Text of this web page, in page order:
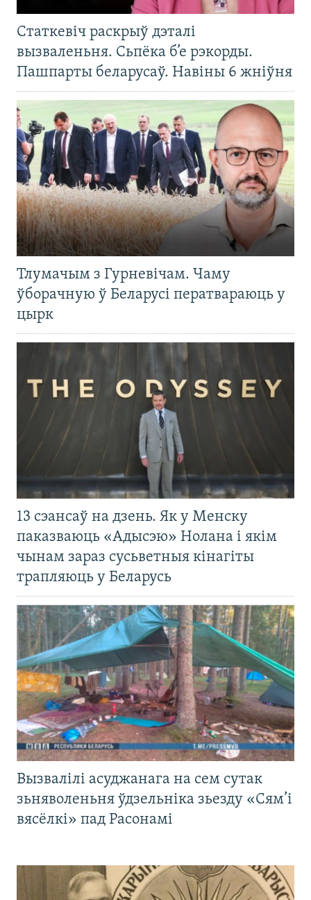
Статкевіч раскрыў дэталі
вызваленьня. Сьпёка б’е рэкорды.
Пашпарты беларусаў. Навіны 6 жніўня
Тлумачым з Гурневічам. Чаму
ўборачную ў Беларусі ператвараюць у
цырк
13 сэансаў на дзень. Як у Менску
паказваюць «Адысэю» Нолана і якім
чынам зараз сусьветныя кінагіты
трапляюць у Беларусь
Вызвалілі асуджанага на сем сутак
зьняволеньня ўдзельніка зьезду «Сям’і
вясёлкі» пад Расонамі